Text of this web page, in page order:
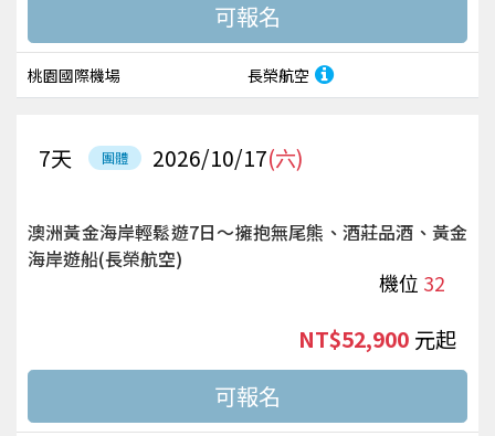
桃園國際機場 長榮航空
團體 2026/10/17(六)
7天
澳洲黃金海岸輕鬆遊7日～擁抱無尾熊、酒莊品酒、黃金
海岸遊船(長榮航空)
機位 32
NT$52,900 起